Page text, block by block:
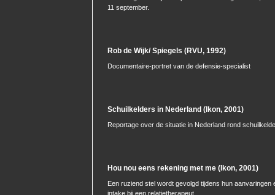
11 september.
Rob de Wijk/ Spiegels (RVU, 1992)
Documentaire-portret van de defensie-specialist
Schuilkelders in Nederland (Ikon, 2001)
Reportage over de situatie in Nederland rond
Hou nou eens rekening met me (Ikon, 2001)
Een ruziend stel wordt gevolgd tijdens hun aanvaringen
intake bij een relatietherapeut.